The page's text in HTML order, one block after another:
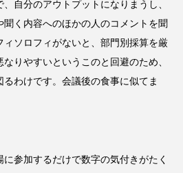
自分のアウトプットになりまうし、
く内容へのほかの人のコメントを聞
ィソロフィがないと、部門別採算を厳
りやすいというこのと回避のため、
わけです。会議後の食事に似てま
参加するだけで数字の気付きがたく